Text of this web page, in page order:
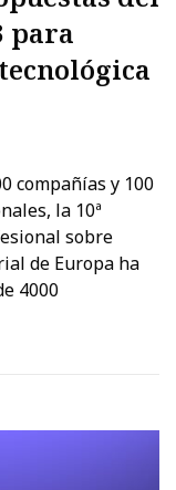
para
compañías y 100
la 10ª
sobre
de Europa ha
4000